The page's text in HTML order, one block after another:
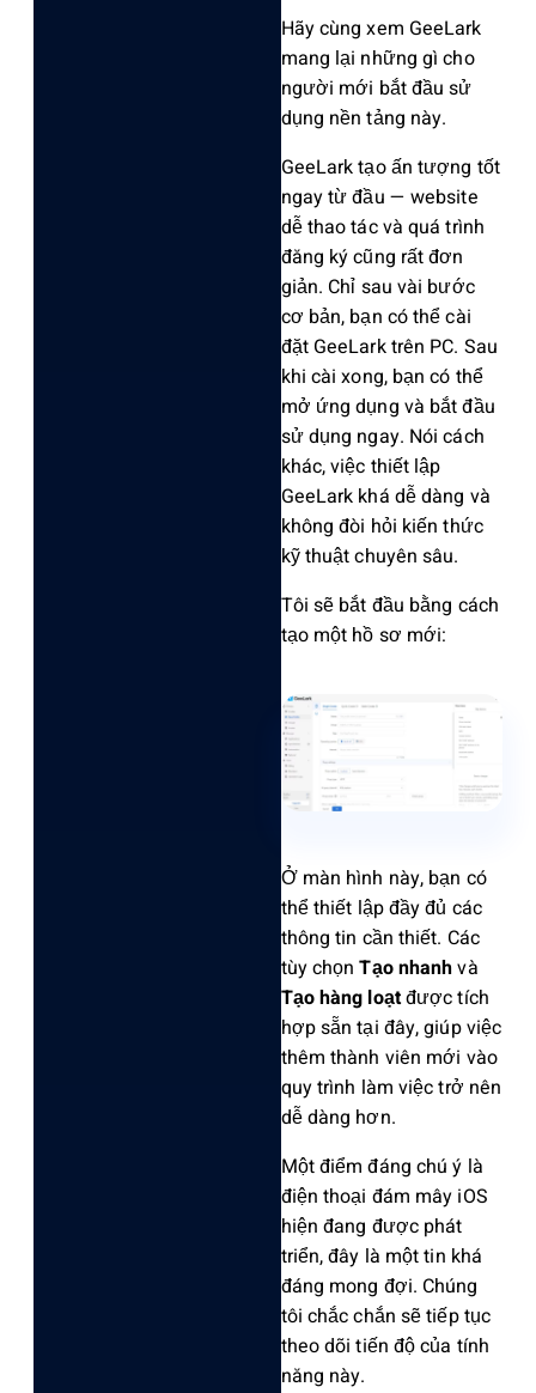
Hãy cùng xem GeeLark
mang lại những gì cho
người mới bắt đầu sử
dụng nền tảng này.
GeeLark tạo ấn tượng tốt
ngay từ đầu — website
dễ thao tác và quá trình
đăng ký cũng rất đơn
giản. Chỉ sau vài bước
cơ bản, bạn có thể cài
đặt GeeLark trên PC. Sau
khi cài xong, bạn có thể
mở ứng dụng và bắt đầu
sử dụng ngay. Nói cách
khác, việc thiết lập
GeeLark khá dễ dàng và
không đòi hỏi kiến thức
kỹ thuật chuyên sâu.
Tôi sẽ bắt đầu bằng cách
tạo một hồ sơ mới:
Ở màn hình này, bạn có
thể thiết lập đầy đủ các
thông tin cần thiết. Các
tùy chọnTạo nhanhvà
Tạo hàng loạtđược tích
hợp sẵn tại đây, giúp việc
thêm thành viên mới vào
quy trình làm việc trở nên
dễ dàng hơn.
Một điểm đáng chú ý là
điện thoại đám mây iOS
hiện đang được phát
triển, đây là một tin khá
đáng mong đợi. Chúng
tôi chắc chắn sẽ tiếp tục
theo dõi tiến độ của tính
năng này.